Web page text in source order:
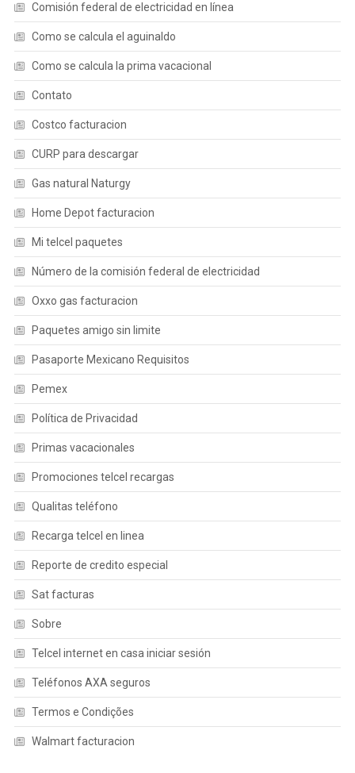
Comisión federal de electricidad en línea
Como se calcula el aguinaldo
Como se calcula la prima vacacional
Contato
Costco facturacion
CURP para descargar
Gas natural Naturgy
Home Depot facturacion
Mi telcel paquetes
Número de la comisión federal de electricidad
Oxxo gas facturacion
Paquetes amigo sin limite
Pasaporte Mexicano Requisitos
Pemex
Política de Privacidad
Primas vacacionales
Promociones telcel recargas
Qualitas teléfono
Recarga telcel en linea
Reporte de credito especial
Sat facturas
Sobre
Telcel internet en casa iniciar sesión
Teléfonos AXA seguros
Termos e Condições
Walmart facturacion